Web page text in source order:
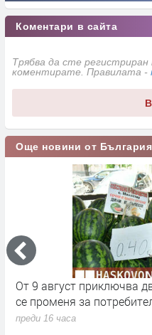
Коментари в сайта
Трябва да сте
коментирате. Правилата -
Още новини от България
От 9 август приключва
се променя за
преди 16 часа